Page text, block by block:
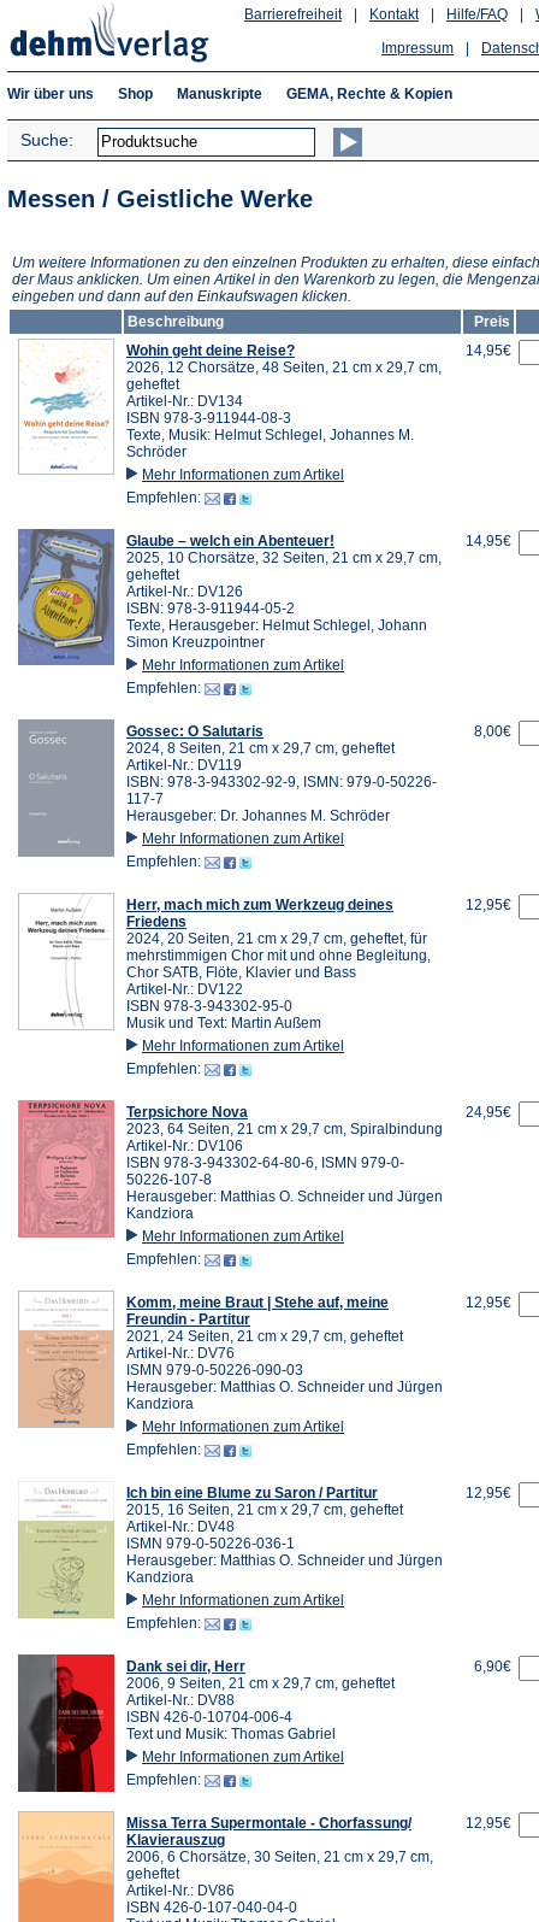
Hilfe/FAQ
Kontakt
Barrierefreiheit
Impressum
Wir über uns Shop Manuskripte GEMA, Rechte & Kopien
Suche:
Messen / Geistliche Werke
Um weitere Informationen zu den einzelnen Produkten zu erhalten, diese
der Maus anklicken. Um einen Artikel in den Warenkorb zu legen, die
eingeben und dann auf den Einkaufswagen klicken.
Beschreibung
Preis
Wohin geht deine Reise?
2026, 12 Chorsätze, 48 Seiten, 21 cm x 29,7 cm,
geheftet
Artikel-Nr.: DV134
ISBN 978-3-911944-08-3
Texte, Musik: Helmut Schlegel, Johannes M.
Schröder
Mehr Informationen zum Artikel
Empfehlen:
14,95€
Glaube – welch ein Abenteuer!
2025, 10 Chorsätze, 32 Seiten, 21 cm x 29,7 cm,
geheftet
Artikel-Nr.: DV126
ISBN: 978-3-911944-05-2
Texte, Herausgeber: Helmut Schlegel, Johann
Simon Kreuzpointner
Mehr Informationen zum Artikel
Empfehlen:
14,95€
Gossec: O Salutaris
2024, 8 Seiten, 21 cm x 29,7 cm, geheftet
Artikel-Nr.: DV119
ISBN: 978-3-943302-92-9, ISMN: 979-0-50226-
117-7
Herausgeber: Dr. Johannes M. Schröder
Mehr Informationen zum Artikel
Empfehlen:
8,00€
Herr, mach mich zum Werkzeug deines
Friedens
2024, 20 Seiten, 21 cm x 29,7 cm, geheftet, für
mehrstimmigen Chor mit und ohne Begleitung,
Chor SATB, Flöte, Klavier und Bass
Artikel-Nr.: DV122
ISBN 978-3-943302-95-0
Musik und Text: Martin Außem
Mehr Informationen zum Artikel
Empfehlen:
12,95€
Terpsichore Nova
2023, 64 Seiten, 21 cm x 29,7 cm, Spiralbindung
Artikel-Nr.: DV106
ISBN 978-3-943302-64-80-6, ISMN 979-0-
50226-107-8
Herausgeber: Matthias O. Schneider und Jürgen
Kandziora
Mehr Informationen zum Artikel
Empfehlen:
24,95€
Komm, meine Braut | Stehe auf, meine
Freundin - Partitur
2021, 24 Seiten, 21 cm x 29,7 cm, geheftet
Artikel-Nr.: DV76
ISMN 979-0-50226-090-03
Herausgeber: Matthias O. Schneider und Jürgen
Kandziora
Mehr Informationen zum Artikel
Empfehlen:
12,95€
Ich bin eine Blume zu Saron / Partitur
2015, 16 Seiten, 21 cm x 29,7 cm, geheftet
Artikel-Nr.: DV48
ISMN 979-0-50226-036-1
Herausgeber: Matthias O. Schneider und Jürgen
Kandziora
Mehr Informationen zum Artikel
Empfehlen:
12,95€
Dank sei dir, Herr
2006, 9 Seiten, 21 cm x 29,7 cm, geheftet
Artikel-Nr.: DV88
ISBN 426-0-10704-006-4
Text und Musik: Thomas Gabriel
Mehr Informationen zum Artikel
Empfehlen:
6,90€
Missa Terra Supermontale - Chorfassung/
Klavierauszug
2006, 6 Chorsätze, 30 Seiten, 21 cm x 29,7 cm,
geheftet
Artikel-Nr.: DV86
ISBN 426-0-107-040-04-0
12,95€